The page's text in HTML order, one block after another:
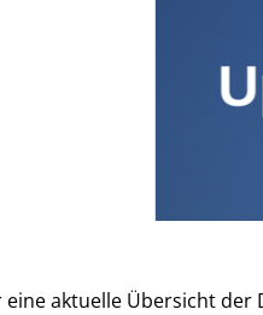
eine aktuelle Übersicht